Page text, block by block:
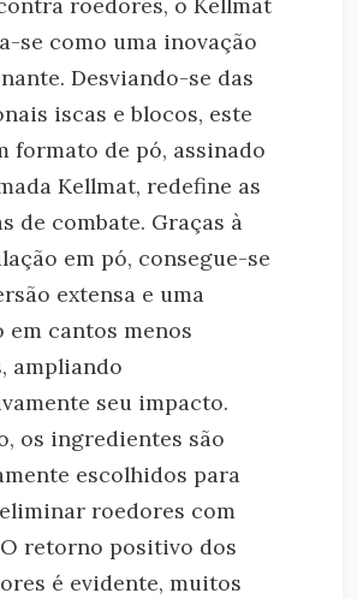
roedores, o Kellmat
se como uma inovação
Desviando-se das
iscas e blocos, este
formato de pó, assinado
Kellmat, redefine as
de combate. Graças à
em pó, consegue-se
extensa e uma
cantos menos
ampliando
seu impacto.
os ingredientes são
escolhidos para
roedores com
retorno positivo dos
é evidente, muitos